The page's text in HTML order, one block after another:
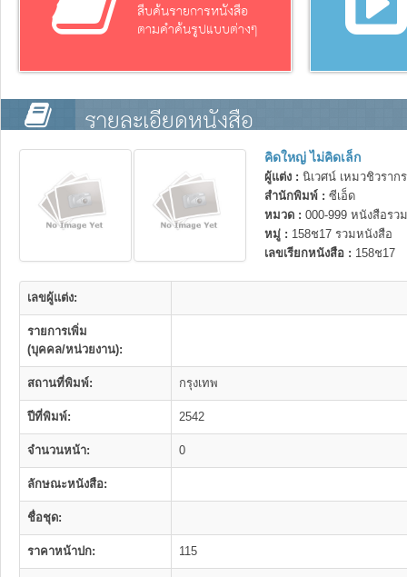
สืบค้นรายการหนังสือ
ตามคำค้นรูปแบบต่างๆ
รายละเอียดหนังสือ
คิดใหญ่ ไม่คิดเล็ก
ผู้แต่ง : นิเวศน์ เหมวชิวรากร
สำนักพิมพ์ : ซีเอ็ด
หมวด : 000-999 หนังสือรว
หมู่ : 158ช17 รวมหนังสือ
เลขเรียกหนังสือ : 158ช17
เลขผู้แต่ง:
รายการเพิ่ม
(บุคคล/หน่วยงาน):
สถานที่พิมพ์: กรุงเทพ
ปีที่พิมพ์: 2542
จำนวนหน้า: 0
ลักษณะหนังสือ:
ชื่อชุด:
ราคาหน้าปก: 115